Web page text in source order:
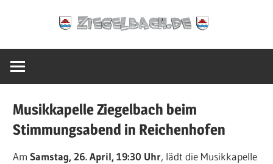
Ziegelbach.de
Musikkapelle Ziegelbach beim
Stimmungsabend in Reichenhofen
AmSamstag, 26. April, 19:30 Uhr, lädt die Musikkapelle